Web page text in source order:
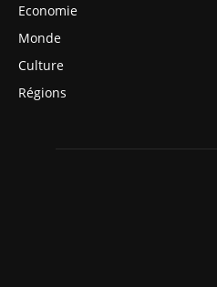
Economie
Monde
Culture
Régions